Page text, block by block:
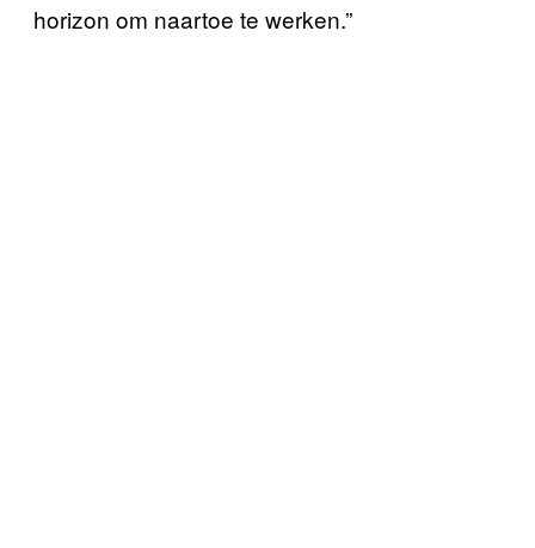
horizon om naartoe te werken.”